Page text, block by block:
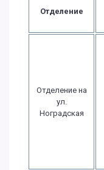
Отделение
Отделение на
ул.
Ноградская